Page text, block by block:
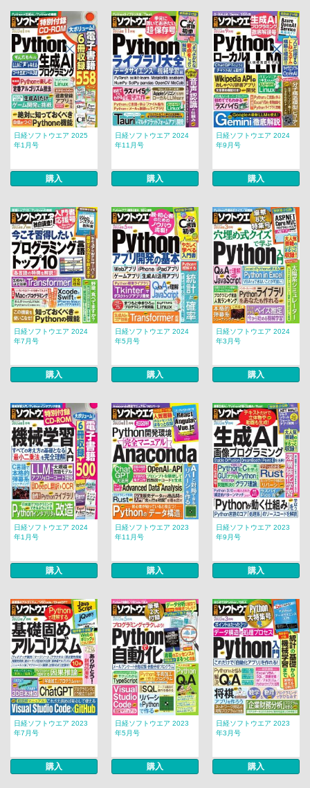
日経ソフトウエア 2025
年1月号
購入
日経ソフトウエア 2024
年11月号
購入
日経ソフトウエア 2024
年9月号
購入
日経ソフトウエア 2024
年7月号
購入
日経ソフトウエア 2024
年5月号
購入
日経ソフトウエア 2024
年3月号
購入
日経ソフトウエア 2024
年1月号
購入
日経ソフトウエア 2023
年11月号
購入
日経ソフトウエア 2023
年9月号
購入
日経ソフトウエア 2023
年7月号
購入
日経ソフトウエア 2023
年5月号
購入
日経ソフトウエア 2023
年3月号
購入